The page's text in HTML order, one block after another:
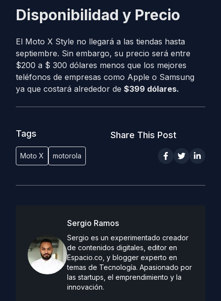
Disponibilidad y Precio
El Moto X Style no llegará a las tiendas hasta
septiembre. Sin embargo, su precio será entre
$200 a $ 300 dólares menos que los mejores
teléfonos de empresas como Apple o Samsung
ya que costará alrededor de $399 dólares.
Tags
Moto X motorola
Share This Post
Sergio Ramos
Sergio es un experimentado creador
de contenidos digitales, editor en
Espacio.co, y blogger experto en
temas de Tecnología. Apasionado por
las startups, el emprendimiento y la
innovación.